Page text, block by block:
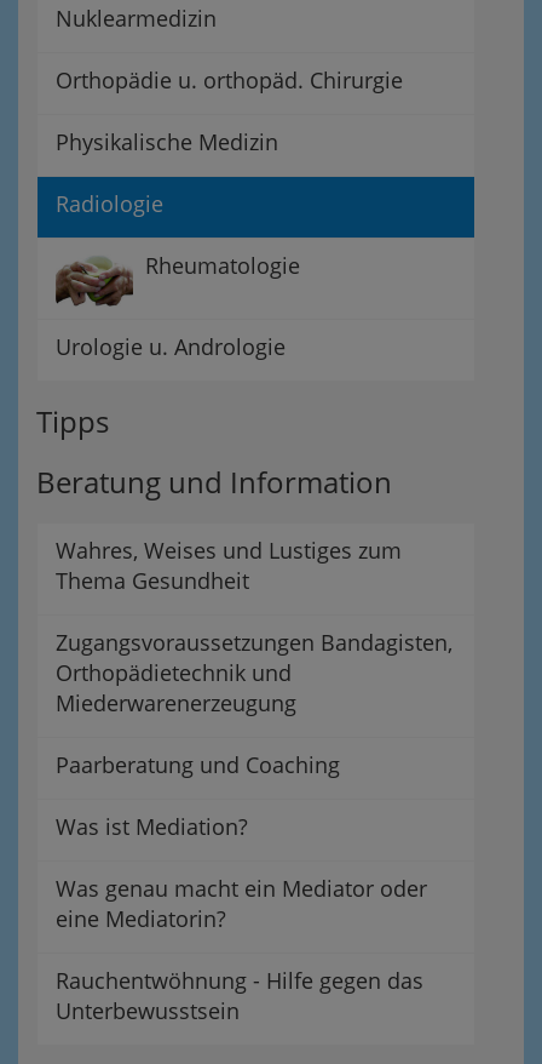
Nuklearmedizin
Orthopädie u. orthopäd. Chirurgie
Physikalische Medizin
Radiologie
Rheumatologie
Urologie u. Andrologie
Tipps
Beratung und Information
Wahres, Weises und Lustiges zum
Thema Gesundheit
Zugangsvoraussetzungen Bandagisten,
Orthopädietechnik und
Miederwarenerzeugung
Paarberatung und Coaching
Was ist Mediation?
Was genau macht ein Mediator oder
eine Mediatorin?
Rauchentwöhnung - Hilfe gegen das
Unterbewusstsein